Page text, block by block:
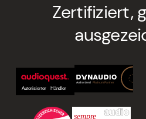
Zertifiziert,